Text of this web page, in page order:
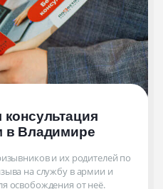
в Владимире
и их родителей по
на службу в армии и
освобождения от неё.